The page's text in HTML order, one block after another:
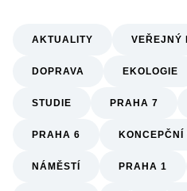
AKTUALITY VEŘEJNÝ
DOPRAVA EKOLOGIE
STUDIE PRAHA 7
PRAHA 6 KONCEPČNÍ
NÁMĚSTÍ PRAHA 1